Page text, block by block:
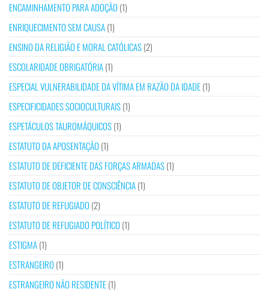
ENCAMINHAMENTO PARA ADOÇÃO (1)
ENRIQUECIMENTO SEM CAUSA(1)
ENSINO DA RELIGIÃO E MORAL CATÓLICAS(2)
ESCOLARIDADE OBRIGATÓRIA(1)
ESPECIAL VULNERABILIDADE DA VÍTIMA EM RAZÃO DA IDADE(1)
ESPECIFICIDADES SOCIOCULTURAIS(1)
ESPETÁCULOS TAUROMÁQUICOS(1)
ESTATUTO DA APOSENTAÇÃO (1)
ESTATUTO DE DEFICIENTE DAS FORÇAS ARMADAS(1)
ESTATUTO DE OBJETOR DE CONSCIÊNCIA(1)
ESTATUTO DE REFUGIADO (2)
ESTATUTO DE REFUGIADO POLÍTICO (1)
ESTIGMA(1)
ESTRANGEIRO (1)
ESTRANGEIRO NÃO RESIDENTE(1)